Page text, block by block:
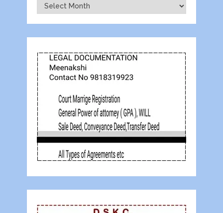
Archives